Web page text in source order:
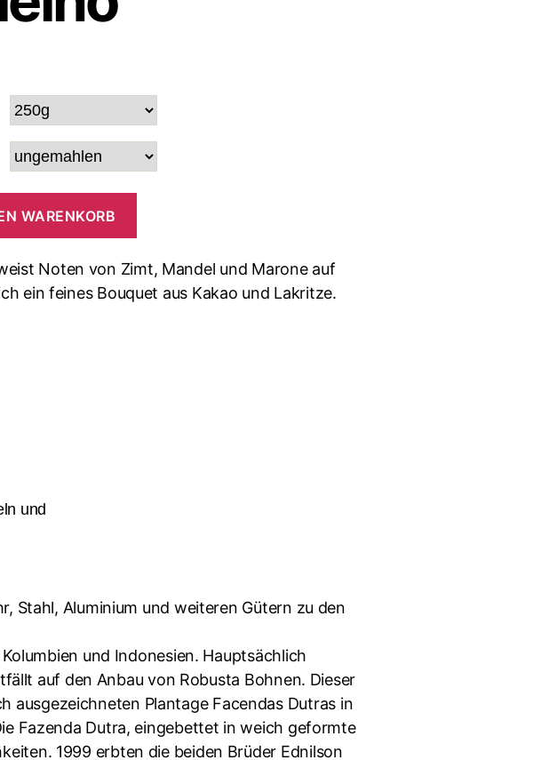
WARENKORB
Noten von Zimt, Mandel und Marone auf
ein feines Bouquet aus Kakao und Lakritze.
und
Stahl, Aluminium und weiteren Gütern zu den
und Indonesien. Hauptsächlich
auf den Anbau von Robusta Bohnen. Dieser
ausgezeichneten Plantage Facendas Dutras in
Fazenda Dutra, eingebettet in weich geformte
1999 erbten die beiden Brüder Ednilson